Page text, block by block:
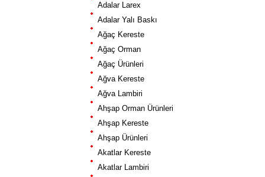
Adalar Larex
Adalar Yalı Baskı
Ağaç Kereste
Ağaç Orman
Ağaç Ürünleri
Ağva Kereste
Ağva Lambiri
Ahşap Orman Ürünleri
Ahşap Kereste
Ahşap Ürünleri
Akatlar Kereste
Akatlar Lambiri